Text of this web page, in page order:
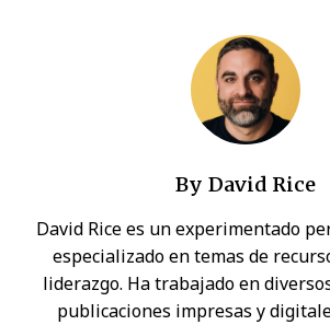
By David Rice
David Rice es un experimentado
especializado en temas de
liderazgo. Ha trabajado en
publicaciones impresas y